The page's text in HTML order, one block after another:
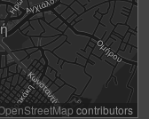
contributors